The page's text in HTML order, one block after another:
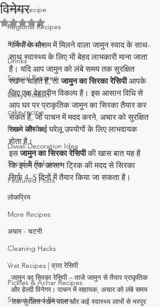
chaat recipe
Regional Recipes
Rice Recipe
Drinks
Special Recipes
Dairy Product
cake recipe
सिरका रेसिपीज
Diwali Decoration Idea
Social & Religious
Featured Posts
लोकप्रिय
More Recipes
अचार - चटनी
Cleaning Hacks
Vrat Recipes | व्रत रेसिपी
Pickles & Achar Recipes
Street Food Recipes
विनेगर
5 स्टार में से NaN रेटिंग दी गई।
गर्मियों के मौसम में मिलने वाला जामुन स्वाद के साथ-
साथ स्वास्थ्य के लिए भी बेहद लाभकारी माना जाता
है। यदि आप जामुन को लंबे समय तक सुरक्षित
रखना चाहते हैं, तो जामुन का सिरका रेसिपी आपके
लिए एक बेहतरीन विकल्प है। इस आसान विधि से
आप घर पर प्राकृतिक जामुन का सिरका तैयार कर
सकते हैं, जो पाचन में मदद करने, अचार को सुरक्षित
रखने और कई घरेलू उपयोगों के लिए लाभदायक
होता है।
इस जामुन का सिरका रेसिपी की खास बात यह है
कि इसमें एक आसान ट्रिक की मदद से सिरका
सिर्फ 4–5 दिनों में तैयार किया जा सकता है।
जामुन का सिरका रेसिपी – ताजे जामुन से तैयार प्राकृतिक
और हेल्दी विनेगर। पाचन में सहायक, अचार को लंबे समय
तक सुरक्षित रखने वाला और कई स्वास्थ्य लाभों से भरपूर